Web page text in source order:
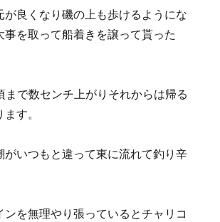
が良くなり磯の上も歩けるようにな
事を取って船着きを譲って貰った
まで数センチ上がりそれからは帰る
す。
がいつもと違って東に流れて釣り辛
ンを無理やり張っているとチャリコ